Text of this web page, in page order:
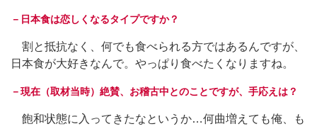
－日本食は恋しくなるタイプですか？
割と抵抗なく、何でも食べられる方ではあるんですが、
日本食が大好きなんで。やっぱり食べたくなりますね。
－現在（取材当時）絶賛、お稽古中とのことですが、手応えは？
飽和状態に入ってきたなというか…何曲増えても俺、も